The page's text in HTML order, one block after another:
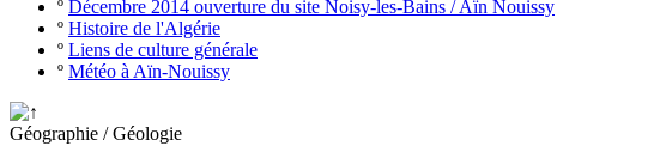
º Décembre 2014 ouverture du site Noisy-les-Bains / Aïn Nouissy
º Histoire de l'Algérie
º Liens de culture générale
º Météo à Aïn-Nouissy
Géographie / Géologie